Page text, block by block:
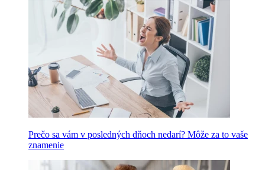
Prečo sa vám v posledných dňoch nedarí? Môže za to vaše
znamenie